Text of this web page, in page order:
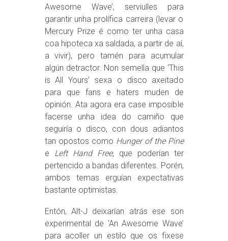
Awesome Wave’, serviulles para
garantir unha prolífica carreira (levar o
Mercury Prize é como ter unha casa
coa hipoteca xa saldada, a partir de aí,
a vivir), pero tamén para acumular
algún detractor. Non semella que ‘This
is All Yours’ sexa o disco axeitado
para que fans e haters muden de
opinión. Ata agora era case imposible
facerse unha idea do camiño que
seguiría o disco, con dous adiantos
tan opostos como Hunger of the Pine
e Left Hand Free, que poderían ter
pertencido a bandas diferentes. Porén,
ambos temas erguían expectativas
bastante optimistas.
Entón, Alt-J deixarían atrás ese son
experimental de ‘An Awesome Wave’
para acoller un estilo que os fixese